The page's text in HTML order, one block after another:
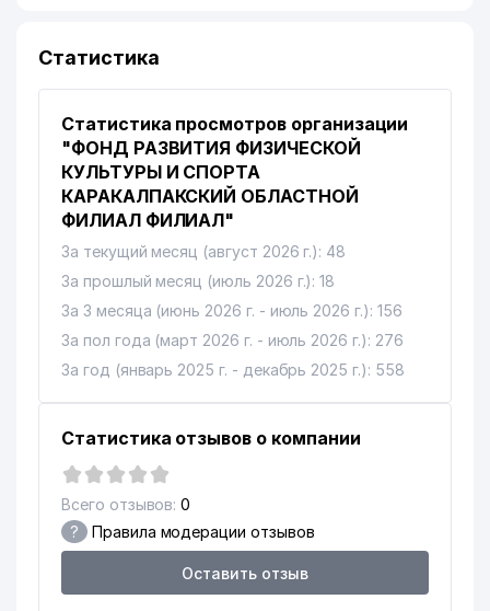
Статистика
Статистика просмотров организации
"ФОНД РАЗВИТИЯ ФИЗИЧЕСКОЙ
КУЛЬТУРЫ И СПОРТА
КАРАКАЛПАКСКИЙ ОБЛАСТНОЙ
ФИЛИАЛ ФИЛИАЛ"
За текущий месяц (август 2026 г.): 48
За прошлый месяц (июль 2026 г.): 18
За 3 месяца (июнь 2026 г. - июль 2026 г.): 156
За пол года (март 2026 г. - июль 2026 г.): 276
За год (январь 2025 г. - декабрь 2025 г.): 558
Статистика отзывов о компании
Всего отзывов: 0
? Правила модерации отзывов
Оставить отзыв